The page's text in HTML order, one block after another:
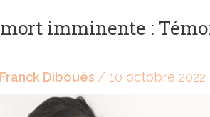
imminente :
Franck Dibouës /10 octobre 2022